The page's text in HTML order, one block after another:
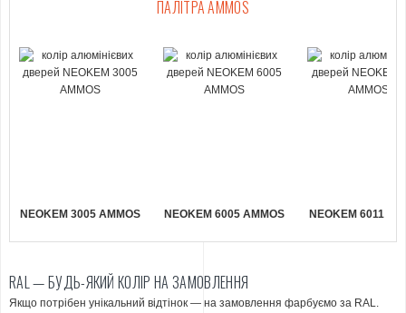
ПАЛІТРА AMMOS
NEOKEM 3005 AMMOS NEOKEM 6005 AMMOS NEOKEM 6011
RAL — БУДЬ-ЯКИЙ КОЛІР НА ЗАМОВЛЕННЯ
Якщо потрібен унікальний відтінок — на замовлення фарбуємо за RAL.